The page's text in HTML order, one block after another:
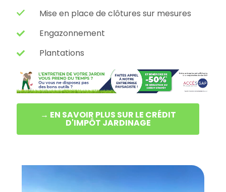
Mise en place de clôtures sur mesures
Engazonnement
Plantations
→ EN SAVOIR PLUS SUR LE CRÉDIT
D'IMPÔT JARDINAGE